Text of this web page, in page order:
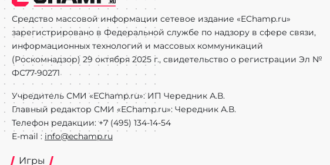
Средство массовой информации сетевое издание «EChamp.ru»
зарегистрировано в Федеральной службе по надзору в сфере связи,
информационных технологий и массовых коммуникаций
(Роскомнадзор) 29 октября 2025 г., свидетельство о регистрации Эл №
ФС77-90271
Учредитель СМИ «EChamp.ru»: ИП Чередник А.В.
Главный редактор СМИ «EChamp.ru»: Чередник А.В.
Телефон редакции: +7 (495) 134-14-54
E-mail : info@echamp.ru
Игры